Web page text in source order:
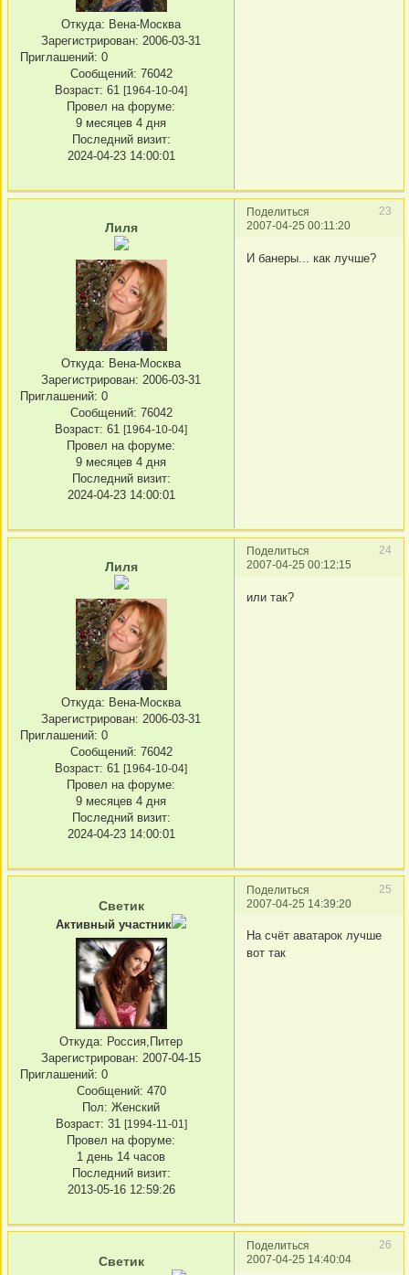
Откуда: Вена-Москва
Зарегистрирован: 2006-03-31
Приглашений: 0
Сообщений: 76042
Возраст: 61 [1964-10-04]
Провел на форуме:
9 месяцев 4 дня
Последний визит:
2024-04-23 14:00:01
Поделиться
23
2007-04-25 00:11:20
Лиля
Откуда: Вена-Москва
Зарегистрирован: 2006-03-31
Приглашений: 0
Сообщений: 76042
Возраст: 61 [1964-10-04]
Провел на форуме:
9 месяцев 4 дня
Последний визит:
2024-04-23 14:00:01
И банеры... как лучше?
Поделиться
24
2007-04-25 00:12:15
Лиля
Откуда: Вена-Москва
Зарегистрирован: 2006-03-31
Приглашений: 0
Сообщений: 76042
Возраст: 61 [1964-10-04]
Провел на форуме:
9 месяцев 4 дня
Последний визит:
2024-04-23 14:00:01
или так?
Поделиться
25
2007-04-25 14:39:20
Светик
Активный участник
Откуда: Россия,Питер
Зарегистрирован: 2007-04-15
Приглашений: 0
Сообщений: 470
Пол: Женский
Возраст: 31 [1994-11-01]
Провел на форуме:
1 день 14 часов
Последний визит:
2013-05-16 12:59:26
На счёт аватарок лучше
вот так
Поделиться
26
2007-04-25 14:40:04
Светик